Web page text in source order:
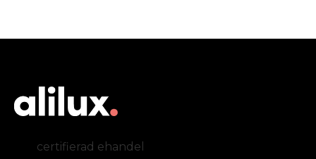
certifierad ehandel